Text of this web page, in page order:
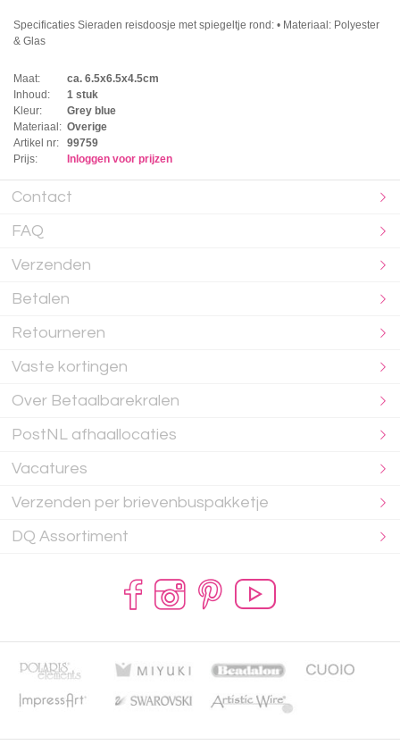
Specificaties Sieraden reisdoosje met spiegeltje rond: • Materiaal: Polyester
& Glas
Maat:
ca. 6.5x6.5x4.5cm
Inhoud:
1 stuk
Kleur:
Grey blue
Materiaal: Overige
Artikel nr:
99759
Prijs:
Inloggen voor prijzen
Contact
FAQ
Verzenden
Betalen
Retourneren
Vaste kortingen
Over Betaalbarekralen
PostNL afhaallocaties
Vacatures
Verzenden per brievenbuspakketje
DQ Assortiment